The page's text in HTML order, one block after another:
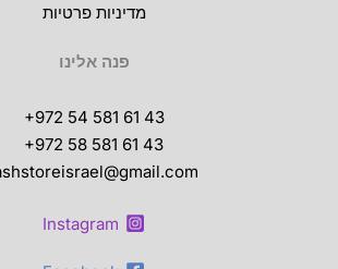
מדיניות פרטיות
פנה אלינו
+972 54 581 61 43
+972 58 581 61 43
Instagram